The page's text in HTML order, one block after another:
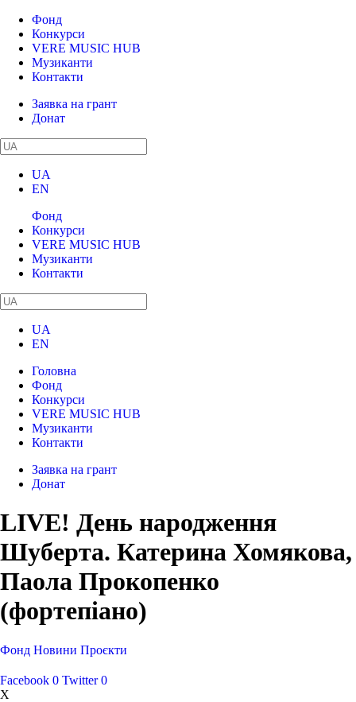
Фонд
Конкурси
VERE MUSIC HUB
Музиканти
Контакти
Заявка на грант
Донат
UA
EN
Фонд
Конкурси
VERE MUSIC HUB
Музиканти
Контакти
UA
EN
Головна
Фонд
Конкурси
VERE MUSIC HUB
Музиканти
Контакти
Заявка на грант
Донат
LIVE! День народження
Шуберта. Катерина Хомякова,
Паола Прокопенко
(фортепіано)
Фонд Новини Проєкти
Facebook 0 Twitter 0
X